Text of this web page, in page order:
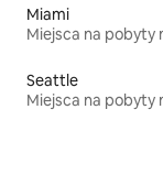
Miami
Miejsca na pobyty
Seattle
Miejsca na pobyty